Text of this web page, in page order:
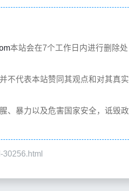
本站会在7个工作日内进行删除处
不代表本站赞同其观点和对其真实
、暴力以及危害国家安全，诋毁政